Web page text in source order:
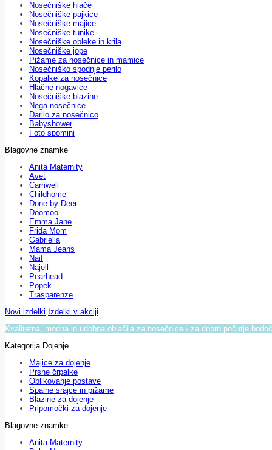
Nosečniške hlače
Nosečniške pajkice
Nosečniške majice
Nosečniške tunike
Nosečniške obleke in krila
Nosečniške jope
Pižame za nosečnice in mamice
Nosečniško spodnje perilo
Kopalke za nosečnice
Hlačne nogavice
Nosečniške blazine
Nega nosečnice
Darilo za nosečnico
Babyshower
Foto spomini
Blagovne znamke
Anita Maternity
Avet
Carriwell
Childhome
Done by Deer
Doomoo
Emma Jane
Frida Mom
Gabriella
Mama Jeans
Naif
Najell
Pearhead
Popek
Trasparenze
Novi izdelki Izdelki v akciji
Kvalitetna, modna in udobna oblačila za nosečnice - za dobro počutje
Kategorija Dojenje
Majice za dojenje
Prsne črpalke
Oblikovanje postave
Spalne srajce in pižame
Blazine za dojenje
Pripomočki za dojenje
Blagovne znamke
Anita Maternity